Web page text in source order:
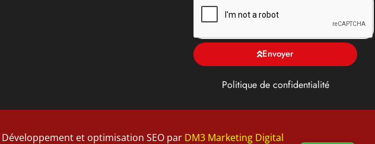
Envoyer
Politique de confidentialité
Développement et optimisation SEO par DM3 Marketing Digital